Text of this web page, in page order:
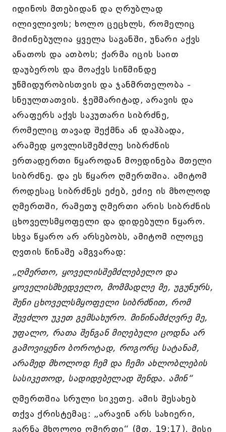
იდინოს მთებიდან და ღრუბლად
ილივლივოს; ხოლო ცეცხლს, რომელიც
მიძინებულია ყველა საგანში, უნარი აქვს
ანათოს და ათბოს; ქარმა იცის საით
დაუბეროს და მოაქვს სიწმინდე
უწმიდურობისთვის და ჯანმრთელობა -
სნეულთათვის. ჭეშმარიტად, არავის და
არაფერს აქვს საკუთარი სიბრძნე,
რომელიც თავად შექმნა ან დაჰბადა,
არამედ ყოვლისშემძლე სიბრძნის
ერთადერთი წყაროდან მოედინება მთელი
სიბრძნე. და ეს წყარო ღმერთშია. ამიტომ
როდესაც სიბრძნეს ეძებ, ეძიე ის მხოლოდ
ღმერთში, რამეთუ ღმერთი არის სიბრძნის
ცხოველსმყოფელი და დიდებული წყარო.
სხვა წყარო არ არსებობს, ამიტომ ილოცე
ღვთის წინაშე ამგვარად:
„ღმერთო, ყოველისშემძლებელო და
ყოველისმხედველო, მომმადლე მე, უგუნურს,
შენი ცხოველსმყოფელი სიბრძნით, რომ
შევძლო უკეთ გემსახურო. მიწინამძღვრე მე,
უფალო, რათა შენგან მიღებული ცოდნა არ
გამოვიყენო ბოროტად, როგორც სატანამ,
არამედ მხოლოდ ჩემ და ჩემი ახლობლების
სასიკეთოდ, სადიდებელად შენდა. ამინ“
ღმერთშია სრული სიკეთე. ამის შესახებ
თქვა ქრისტემაც: „არავინ არს სახიერი,
გარნა მხოლოჲ ღმერთი“ (მთ. 19:17). მისი